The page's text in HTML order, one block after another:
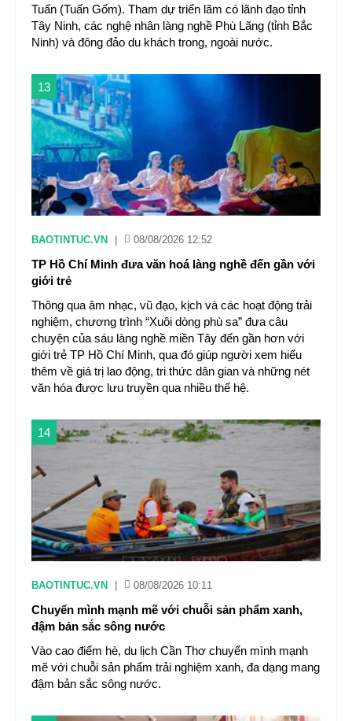
Tuấn (Tuấn Gốm). Tham dự triển lãm có lãnh đạo tỉnh
Tây Ninh, các nghệ nhân làng nghề Phù Lãng (tỉnh Bắc
Ninh) và đông đảo du khách trong, ngoài nước.
13
BAOTINTUC.VN 08/08/2026 12:52
TP Hồ Chí Minh đưa văn hoá làng nghề đến gần với
giới trẻ
Thông qua âm nhạc, vũ đạo, kịch và các hoạt động trải
nghiệm, chương trình “Xuôi dòng phù sa” đưa câu
chuyện của sáu làng nghề miền Tây đến gần hơn với
giới trẻ TP Hồ Chí Minh, qua đó giúp người xem hiểu
thêm về giá trị lao động, tri thức dân gian và những nét
văn hóa được lưu truyền qua nhiều thế hệ.
14
BAOTINTUC.VN 08/08/2026 10:11
Chuyển mình mạnh mẽ với chuỗi sản phẩm xanh,
đậm bản sắc sông nước
Vào cao điểm hè, du lịch Cần Thơ chuyển mình mạnh
mẽ với chuỗi sản phẩm trải nghiệm xanh, đa dạng mang
đậm bản sắc sông nước.